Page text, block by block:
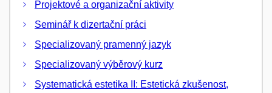
Projektové a organizační aktivity
Seminář k dizertační práci
Specializovaný pramenný jazyk
Specializovaný výběrový kurz
Systematická estetika II: Estetická zkušenost,